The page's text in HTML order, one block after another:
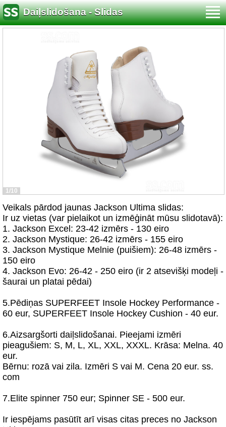
Daiļslidošana - Slidas
1/10
Veikals pārdod jaunas Jackson Ultima slidas:
Ir uz vietas (var pielaikot un izmēģināt mūsu slidotаvā):
1. Jackson Excel: 23-42 izmērs - 130 eiro
2. Jackson Mystique: 26-42 izmērs - 155 eiro
3. Jackson Mystique Melnie (puišiem): 26-48 izmērs -
150 eiro
4. Jackson Evo: 26-42 - 250 eiro (ir 2 atsevišķi modeļi -
šaurai un platai pēdai)
5.Pēdiņas SUPERFEET Insole Hockey Performance -
60 eur, SUPERFEET Insole Hockey Cushion - 40 eur.
6.Aizsargšorti daiļslidošanai. Pieejami izmēri
pieagušiem: S, M, L, XL, XXL, XXXL. Krāsa: Melna. 40
eur.
Bērnu: rozā vai zila. Izmēri S vai M. Cena 20 eur. ss.
com
7.Elite spinner 750 eur; Spinner SE - 500 eur.
Ir iespējams pasūtīt arī visas citas preces no Jackson